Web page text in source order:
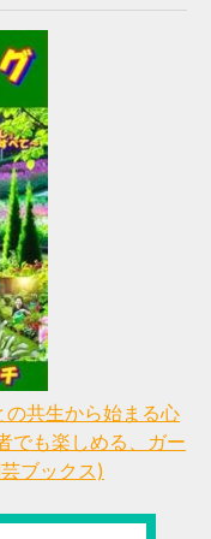
の共生から始まる心
でも楽しめる、ガー
ブックス)